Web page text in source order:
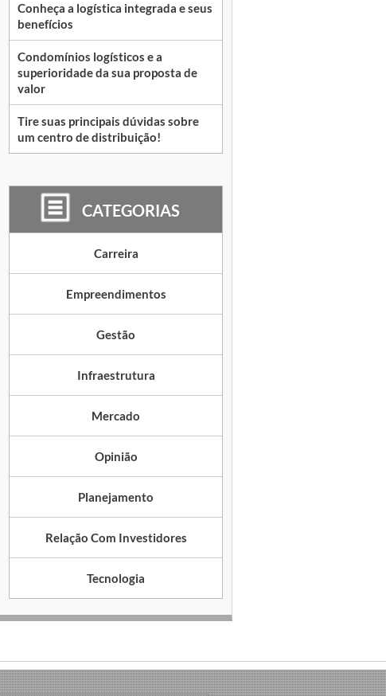
Conheça a logística integrada e seus
benefícios
Condomínios logísticos e a
superioridade da sua proposta de
valor
Tire suas principais dúvidas sobre
um centro de distribuição!
CATEGORIAS
Carreira
Empreendimentos
Gestão
Infraestrutura
Mercado
Opinião
Planejamento
Relação Com Investidores
Tecnologia